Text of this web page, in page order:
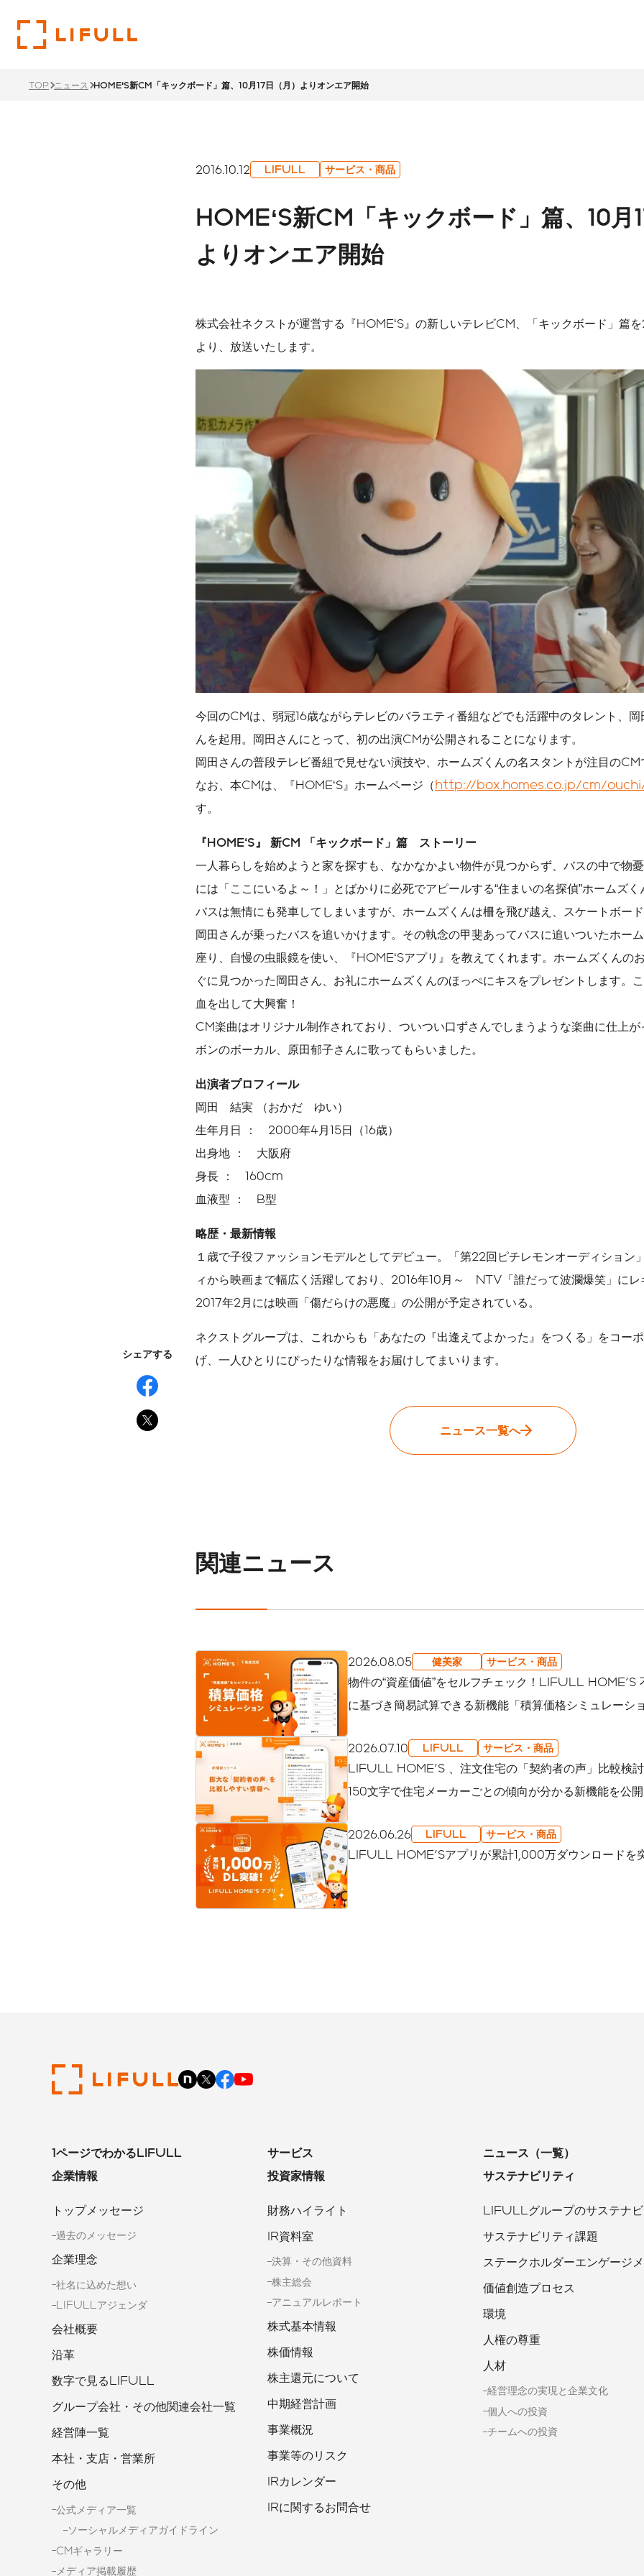
LIFULLアジェンダ
所
CMギャラリー
メディア掲載履歴
株主総会
アニュアルレポート
株主還元について
せ
リティ経営
サステナビリティ課題
ステークホルダーエンゲージメ
人材
経営理念の実現と企
ンス
コンプライアンス
TOP ニュース HOME‘S新CM「キックボード」篇、10月17日（月）よりオンエア開始
2016.10.12 LIFULL サービス・商品
HOME‘S新CM「キックボード」篇、10月
よりオンエア開始
株式会社ネクストが運営する『HOME‘S』の新しいテレビCM、「キックボード」篇を
より、放送いたします。
今回のCMは、弱冠16歳ながらテレビのバラエティ番組などでも活躍中のタレント、
んを起用。岡田さんにとって、初の出演CMが公開されることになります。
岡田さんの普段テレビ番組で見せない演技や、ホームズくんの名スタントが注目のCM
なお、本CMは、『HOME‘S』ホームページ（http://box.homes.co.jp/cm/
す。
『HOME‘S』 新CM 「キックボード」篇 ストーリー
一人暮らしを始めようと家を探すも、なかなかよい物件が見つからず、バスの中で物
には「ここにいるよ～！」とばかりに必死でアピールする“住まいの名探偵”ホームズく
バスは無情にも発車してしまいますが、ホームズくんは柵を飛び越え、スケートボー
岡田さんが乗ったバスを追いかけます。その執念の甲斐あってバスに追いついたホー
座り、自慢の虫眼鏡を使い、『HOME‘Sアプリ』を教えてくれます。ホームズくんの
ぐに見つかった岡田さん、お礼にホームズくんのほっぺにキスをプレゼントします。
血を出して大興奮！
CM楽曲はオリジナル制作されており、ついつい口ずさんでしまうような楽曲に仕上
ボンのボーカル、原田郁子さんに歌ってもらいました。
出演者プロフィール
岡田 結実 （おかだ ゆい）
生年月日 ： 2000年4月15日（16歳）
出身地 ： 大阪府
身長 ： 160cm
血液型 ： B型
略歴・最新情報
１歳で子役ファッションモデルとしてデビュー。「第22回ピチレモンオーディション
ィから映画まで幅広く活躍しており、2016年10月～ NTV「誰だって波瀾爆笑」にレ
2017年2月には映画「傷だらけの悪魔」の公開が予定されている。
ネクストグループは、これからも「あなたの『出逢えてよかった』をつくる」をコー
げ、一人ひとりにぴったりな情報をお届けしてまいります。
ニュース一覧へ
関連ニュース
2026.08.05 健美家 サービス・商品
物件の“資産価値”をセルフチェック！LIFULL HOME'S
に基づき簡易試算できる新機能「積算価格シミュレーシ
2026.07.10 LIFULL サービス・商品
LIFULL HOME'S 、注文住宅の「契約者の声」比較検
150文字で住宅メーカーごとの傾向が分かる新機能を公開
2026.06.26 LIFULL サービス・商品
LIFULL HOME'Sアプリが累計1,000万ダウンロードを
シェアする
1ページでわかるLIFULL サービス
ニュース（一覧）
企業情報
トップメッセージ
過去のメッセージ
企業理念
社名に込めた想い
LIFULLアジェンダ
会社概要
沿革
数字で見るLIFULL
グループ会社・その他関連会社一覧
経営陣一覧
本社・支店・営業所
その他
公式メディア一覧
ソーシャルメディアガイドライン
CMギャラリー
メディア掲載履歴
投資家情報
財務ハイライト
IR資料室
決算・その他資料
株主総会
アニュアルレポート
株式基本情報
株価情報
株主還元について
中期経営計画
事業概況
事業等のリスク
IRカレンダー
IRに関するお問合せ
サステナビリティ
LIFULLグループのサステナ
サステナビリティ課題
ステークホルダーエンゲージ
価値創造プロセス
環境
人権の尊重
人材
経営理念の実現と企業文化
個人への投資
チームへの投資